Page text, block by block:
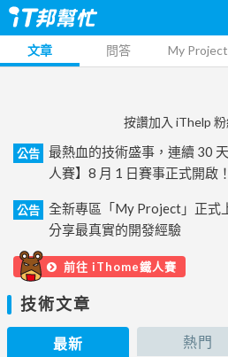
文章 問答 My Project
按讚加入 iThelp
公告
最熱血的技術盛事，連續 30
人賽】8 月 1 日賽事正式開啟！
公告
全新專區「My Project」正式
分享最真實的開發經驗
前往 iThome鐵人賽
技術文章
最新 熱門